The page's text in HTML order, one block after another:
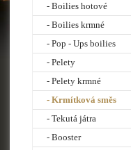
- Boilies hotové
- Boilies krmné
- Pop - Ups boilies
- Pelety
- Pelety krmné
- Krmítková směs
- Tekutá játra
- Booster